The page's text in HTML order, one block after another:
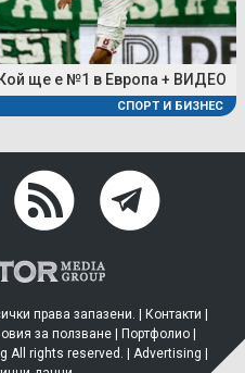
ще е №1 в Европа + ВИДЕО
СПОРТ И БИЗНЕС
права запазени. | Контакти
за ползване| Портфолио|
All rights reserved. | Advertising